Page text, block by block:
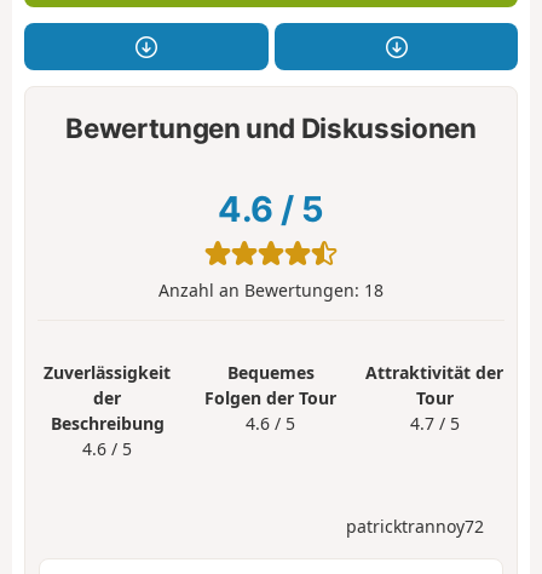
Bewertungen und Diskussionen
4.6 / 5
Anzahl an Bewertungen: 18
Zuverlässigkeit
der
Beschreibung
4.6 / 5
Bequemes
Folgen der Tour
4.6 / 5
Attraktivität der
Tour
4.7 / 5
patricktrannoy72